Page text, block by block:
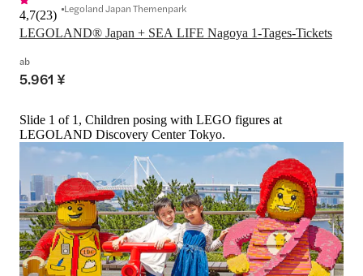
LEGOLAND® Japan + SEA LIFE Nagoya 1-Tages-Tickets
4,7(23) Legoland Japan Themenpark
ab
5.961 ¥
Slide 1 of 1, Children posing with LEGO figures at
LEGOLAND Discovery Center Tokyo.